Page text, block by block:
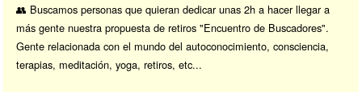
👥 Buscamos personas que quieran dedicar unas 2h a hacer llegar a
más gente nuestra propuesta de retiros "Encuentro de Buscadores".
Gente relacionada con el mundo del autoconocimiento, consciencia,
terapias, meditación, yoga, retiros, etc...